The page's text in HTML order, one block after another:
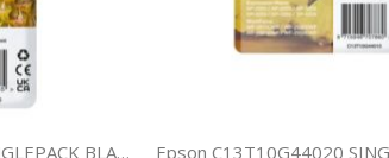
Epson C13T10H14020 SINGLEPACK BLACK 604XL INK